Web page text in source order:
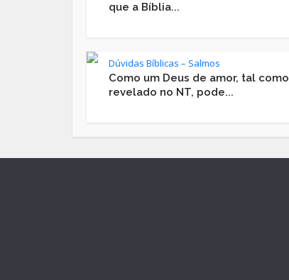
que a Bíblia...
Dúvidas Bíblicas – Salmos
Como um Deus de amor, tal como
revelado no NT, pode...